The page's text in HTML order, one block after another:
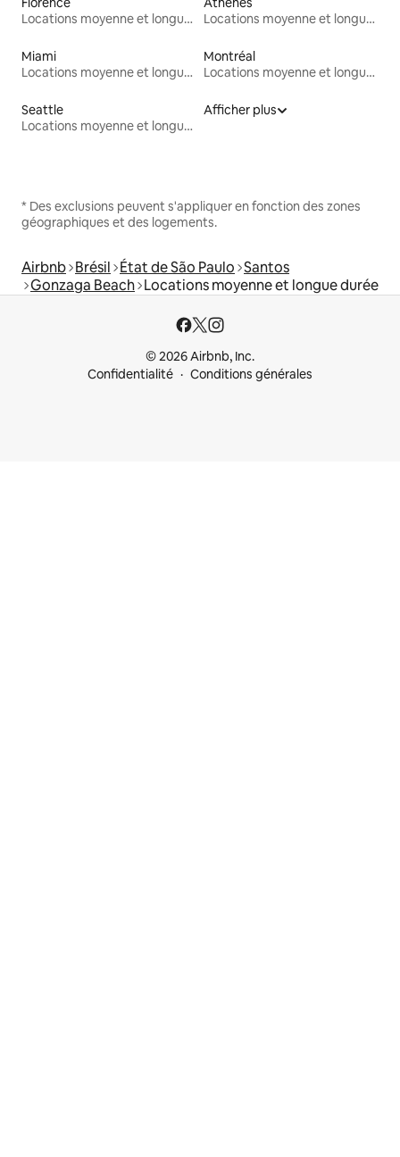
Locations moyenne et longue durée
Locations moyenne et longue durée
Miami
Locations moyenne et longue durée
Montréal
Locations moyenne et longue durée
Seattle
Locations moyenne et longue durée
Afficher plus
* Des exclusions peuvent s'appliquer en fonction des zones
géographiques et des logements.
Airbnb Brésil État de São Paulo Santos
Gonzaga Beach Locations moyenne et longue durée
© 2026 Airbnb, Inc.
Confidentialité
Conditions générales